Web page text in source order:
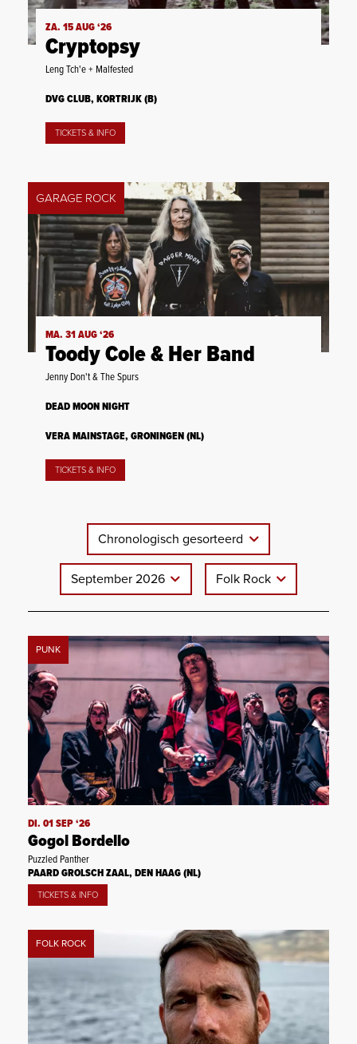
ZA. 15 AUG ‘26
Cryptopsy
Leng Tch'e + Malfested
DVG CLUB, KORTRIJK (B)
TICKETS & INFO
GARAGE ROCK
MA. 31 AUG ‘26
Toody Cole & Her Band
Jenny Don't & The Spurs
DEAD MOON NIGHT
VERA MAINSTAGE, GRONINGEN (NL)
TICKETS & INFO
Chronologisch gesorteerd
September 2026 Folk Rock
PUNK
DI. 01 SEP ‘26
Gogol Bordello
Puzzled Panther
PAARD GROLSCH ZAAL, DEN HAAG (NL)
TICKETS & INFO
FOLK ROCK